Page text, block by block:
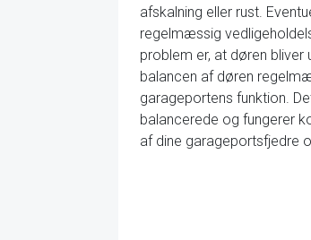
afskalning eller rust.
regelmæssig
problem er, at døren
balancen af døren
garageportens funktion.
balancerede og fungerer
af dine garageportsfjedre